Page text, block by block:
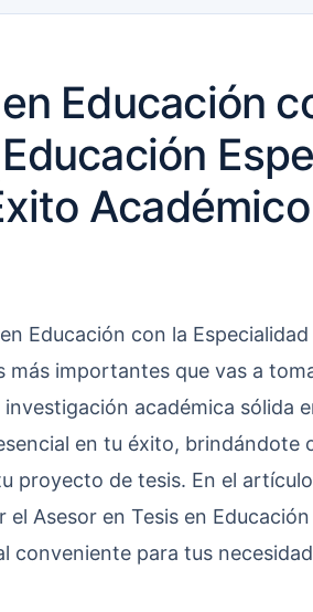
Educación
Educación con la
más importantes que vas a
académica sólida
en tu éxito, brindándote
proyecto de tesis. En el
Asesor en Tesis en
conveniente para tus